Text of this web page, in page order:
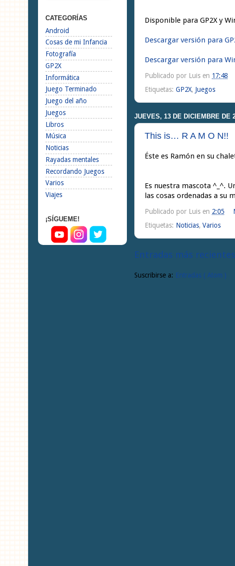
Disponible para GP2X y
Descargar versión para
Descargar versión para
Publicado por Luis en 17:48
Etiquetas: GP2X, Juegos
JUEVES, 13 DE DICIEMBRE DE
This is… R A M O N!!
Éste es Ramón en su
Es nuestra mascota ^_^.
las cosas ordenadas a su
Publicado por Luis en 2:05
Etiquetas: Noticias, Varios
Entradas más recientes
Suscribirse a: Entradas ( Atom )
CATEGORÍAS
Android
Cosas de mi Infancia
Fotografía
GP2X
Informática
Juego Terminado
Juego del año
Juegos
Libros
Música
Noticias
Rayadas mentales
Recordando Juegos
Varios
Viajes
¡SÍGUEME!